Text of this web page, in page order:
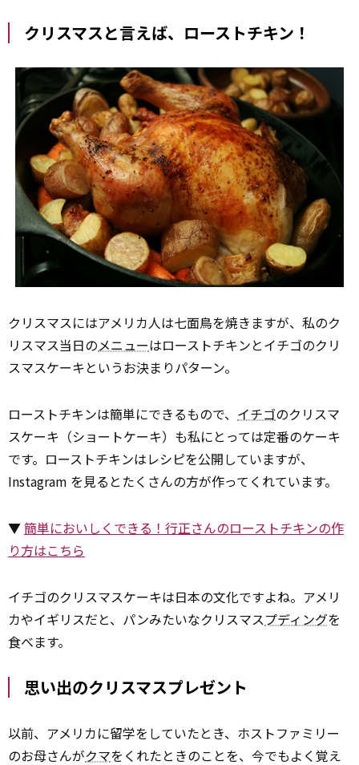
クリスマスと言えば、ローストチキン！
クリスマスにはアメリカ人は七面鳥を焼きますが、私のク
リスマス当日のメニューはローストチキンとイチゴのクリ
スマスケーキというお決まりパターン。
ローストチキンは簡単にできるもので、 イチゴのクリスマ
スケーキ（ショートケーキ）も私にとっては定番のケーキ
です。ローストチキンはレシピを公開していますが、
Instagram を見るとたくさんの方が作ってくれています。
▼簡単においしくできる！行正さんのローストチキンの作
り方はこちら
イチゴのクリスマスケーキは日本の文化ですよね。アメリ
カやイギリスだと、パンみたいなクリスマスプディングを
食べます。
思い出のクリスマスプレゼント
以前、アメリカに留学をしていたとき、ホストファミリー
のお母さんがクマをくれたときのことを、今でもよく覚え